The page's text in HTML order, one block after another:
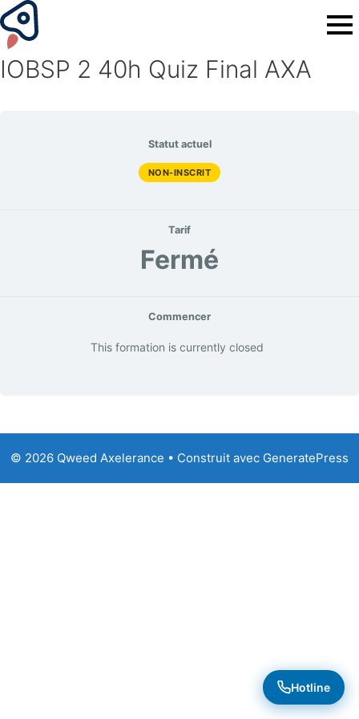
IOBSP 2 40h Quiz Final AXA
Statut actuel
NON-INSCRIT
Tarif
Fermé
Commencer
This formation is currently closed
© 2026 Qweed Axelerance • Construit avec GeneratePress
Hotline